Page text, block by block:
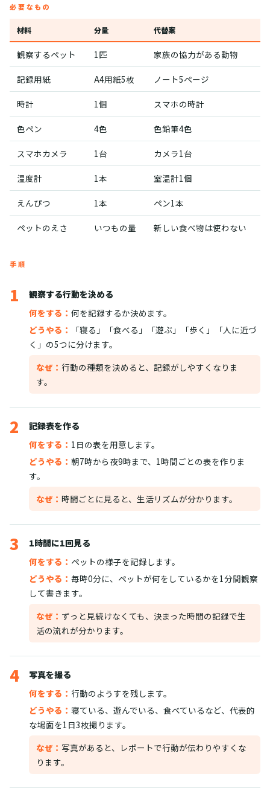
必要なもの
材料 分量 代替案
観察するペット 1匹 家族の協力がある動物
記録用紙 A4用紙5枚 ノート5ページ
時計 1個 スマホの時計
色ペン 4色 色鉛筆4色
スマホカメラ 1台 カメラ1台
温度計 1本 室温計1個
えんぴつ 1本 ペン1本
ペットのえさ いつもの量 新しい食べ物は使わない
手順
1
観察する行動を決める
何をする： 何を記録するか決めます。
どうやる：
「寝る」「食べる」「遊ぶ」「歩く」「人に近づ
く」の5つに分けます。
なぜ： 行動の種類を決めると、記録がしやすくなりま
す。
2
記録表を作る
何をする： 1日の表を用意します。
どうやる： 朝7時から夜9時まで、1時間ごとの表を作りま
す。
なぜ： 時間ごとに見ると、生活リズムが分かります。
3
1時間に1回見る
何をする： ペットの様子を記録します。
どうやる： 毎時0分に、ペットが何をしているかを1分間観察
して書きます。
なぜ： ずっと見続けなくても、決まった時間の記録で生
活の流れが分かります。
4
写真を撮る
何をする： 行動のようすを残します。
どうやる： 寝ている、遊んでいる、食べているなど、代表的
な場面を1日3枚撮ります。
なぜ： 写真があると、レポートで行動が伝わりやすくな
ります。